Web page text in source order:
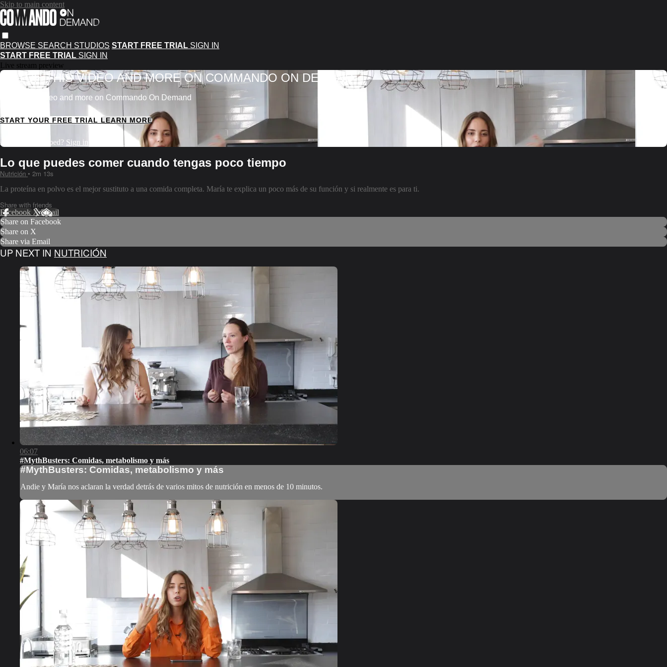
Skip to main content
BROWSE SEARCH STUDIOS START FREE TRIAL SIGN IN
START FREE TRIAL SIGN IN
Live stream preview
WATCH THIS VIDEO AND MORE ON COMMANDO ON DEMAND
Watch this video and more on Commando On Demand
START YOUR FREE TRIAL LEARN MORE
Already subscribed? Sign in
Lo que puedes comer cuando tengas poco tiempo
Nutrición • 2m 13s
La proteína en polvo es el mejor sustituto a una comida completa. María te explica un poco más de su función y si realmente es para ti.
Share with friends
Facebook XEmail
Share on Facebook
Share on X
Share via Email
UP NEXT IN NUTRICIÓN
06:07
#MythBusters: Comidas, metabolismo y más
#MythBusters: Comidas, metabolismo y más
Andie y María nos aclaran la verdad detrás de varios mitos de nutrición en menos de 10 minutos.